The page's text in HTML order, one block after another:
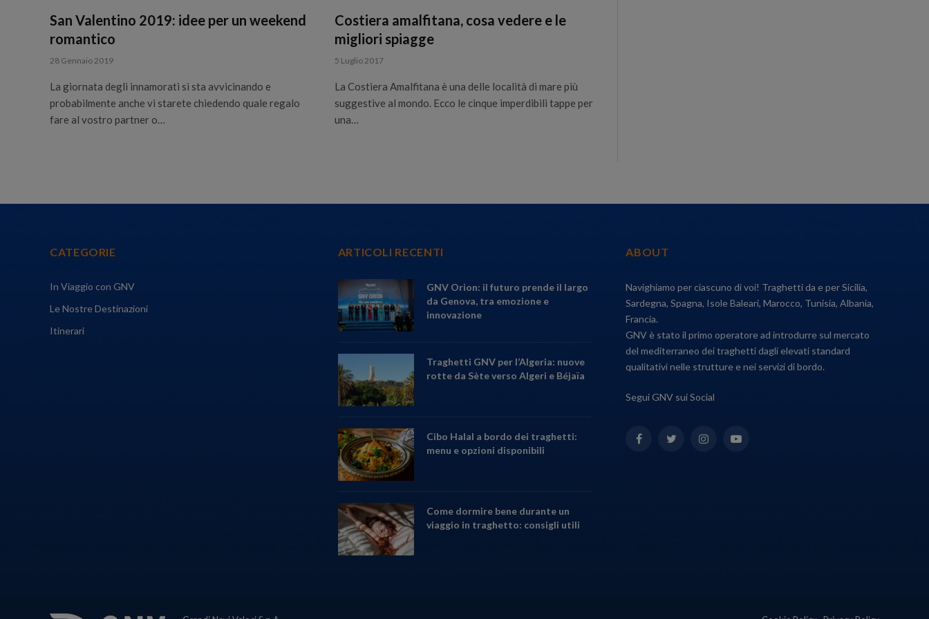
San Valentino 2019: idee per un weekend
romantico
28 Gennaio 2019
La giornata degli innamorati si sta avvicinando e
probabilmente anche vi starete chiedendo quale regalo
fare al vostro partner o…
Costiera amalfitana, cosa vedere e le
migliori spiagge
5 Luglio 2017
La Costiera Amalfitana è una delle località di mare più
suggestive al mondo. Ecco le cinque imperdibili tappe per
una…
CATEGORIE
In Viaggio con GNV
Le Nostre Destinazioni
Itinerari
ARTICOLI RECENTI
GNV Orion: il futuro prende il largo
da Genova, tra emozione e
innovazione
Traghetti GNV per l’Algeria: nuove
rotte da Sète verso Algeri e Béjaïa
Cibo Halal a bordo dei traghetti:
menu e opzioni disponibili
Come dormire bene durante un
viaggio in traghetto: consigli utili
ABOUT
Navighiamo per ciascuno di voi! Traghetti da e per Sicilia,
Sardegna, Spagna, Isole Baleari, Marocco, Tunisia, Albania,
Francia.
GNV è stato il primo operatore ad introdurre sul mercato
del mediterraneo dei traghetti dagli elevati standard
qualitativi nelle strutture e nei servizi di bordo.
Segui GNV sui Social
FacebookTwitterInstagramYouTube